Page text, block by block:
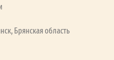
Брянская область